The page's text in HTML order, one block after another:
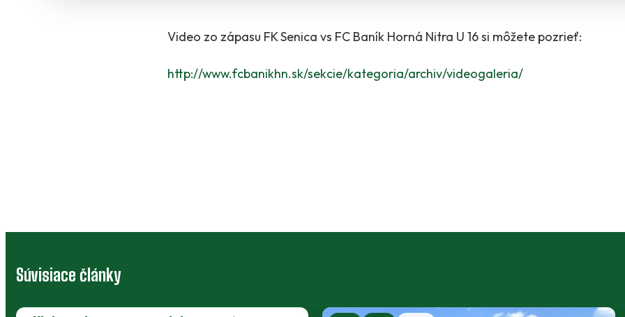
Video zo zápasu FK Senica vs FC Baník Horná Nitra U 16 si môžete pozrieť:
http://www.fcbanikhn.sk/sekcie/kategoria/archiv/videogaleria/
Súvisiace články